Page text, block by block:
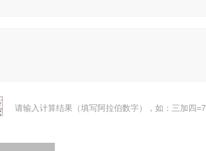
请输入计算结果（填写阿拉伯数字），如：三加四=7